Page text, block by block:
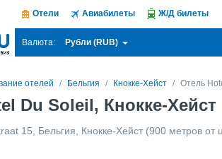
Отели Авиабилеты Ж/Д билеты
Валюта: Рубли (RUB)
отелей Бельгия Кнокке-Хейст Отель
Du Soleil, Кнокке-Хейст
15 Бельгия Кнокке-Хейст (900 метров от